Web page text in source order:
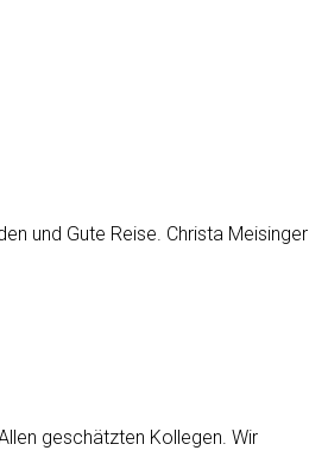
und Gute Reise. Christa Meisinger
geschätzten Kollegen. Wir